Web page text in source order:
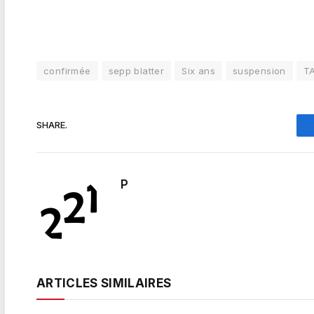
confirmée sepp blatter Six ans suspension
SHARE.
P
ARTICLES SIMILAIRES